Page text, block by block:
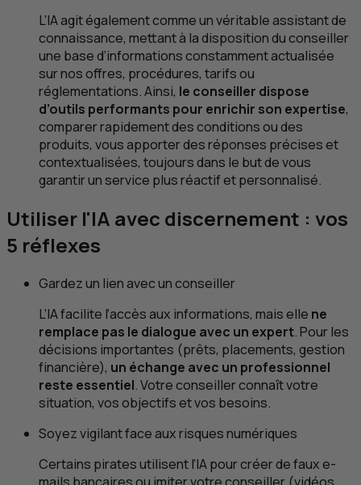
L’IAagit également comme un véritable assistant de
connaissance, mettant à la disposition du conseiller
une base d’informations constamment actualisée
sur nos offres, procédures, tarifs ou
réglementations. Ainsi, le conseiller dispose
d’outils performants pour enrichir son expertise,
comparer rapidement des conditions ou des
produits, vous apporter des réponses précises et
contextualisées, toujours dans le but de vous
garantir un service plus réactif et personnalisé.
Utiliser l'IA avec discernement : vos
5 réflexes
Gardez un lien avec un conseiller
L’IAfacilite l’accès aux informations, mais elle ne
remplace pas le dialogue avec un expert. Pour les
décisions importantes (prêts, placements, gestion
financière), un échange avec un professionnel
reste essentiel. Votre conseiller connaît votre
situation, vos objectifs et vos besoins.
Soyez vigilant face aux risques numériques
Certains pirates utilisent l’IApour créer de faux e-